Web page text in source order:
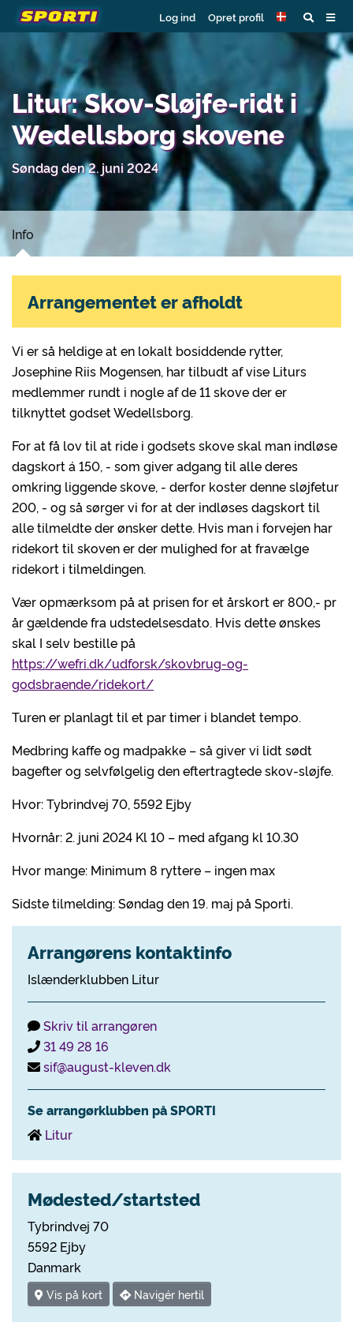
Log ind Opret profil
Litur: Skov-Sløjfe-ridt i
Wedellsborg skovene
Søndag den 2. juni 2024
Info
Vi er så heldige at en lokalt bosiddende rytter,
Josephine Riis Mogensen, har tilbudt af vise Liturs
medlemmer rundt i nogle af de 11 skove der er
tilknyttet godset Wedellsborg.
For at få lov til at ride i godsets skove skal man indløse
dagskort á 150, - som giver adgang til alle deres
omkring liggende skove, - derfor koster denne sløjfetur
200, - og så sørger vi for at der indløses dagskort til
alle tilmeldte der ønsker dette. Hvis man i forvejen har
ridekort til skoven er der mulighed for at fravælge
ridekort i tilmeldingen.
Vær opmærksom på at prisen for et årskort er 800,- pr
år gældende fra udstedelsesdato. Hvis dette ønskes
skal I selv bestille på
https://wefri.dk/udforsk/skovbrug-og-
godsbraende/ridekort/
Turen er planlagt til et par timer i blandet tempo.
Medbring kaffe og madpakke – så giver vi lidt sødt
bagefter og selvfølgelig den eftertragtede skov-sløjfe.
Hvor: Tybrindvej 70, 5592 Ejby
Hvornår: 2. juni 2024 Kl 10 – med afgang kl 10.30
Hvor mange: Minimum 8 ryttere – ingen max
Sidste tilmelding: Søndag den 19. maj på Sporti.
Arrangørens kontaktinfo
Islænderklubben Litur
Skriv til arrangøren
31 49 28 16
sif@august-kleven.dk
Se arrangørklubben på SPORTI
Litur
Mødested/startsted
Tybrindvej 70
5592 Ejby
Danmark
Vis på kort Navigér hertil
Arrangementet er afholdt